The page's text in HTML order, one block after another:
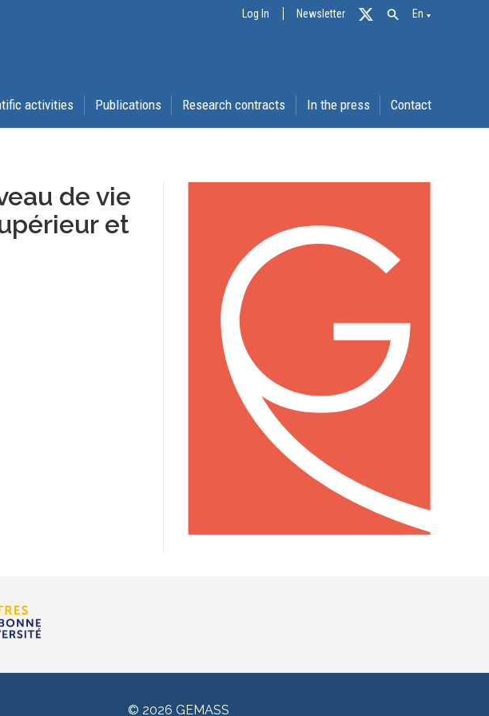
Log In Newsletter En
activities Publications Research contracts In the press Contact
de vie
et
© 2026 GEMASS